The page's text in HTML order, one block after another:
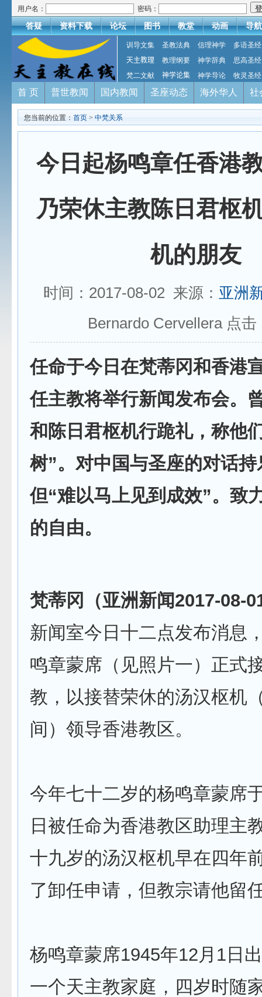
用户名： 密码：
答疑 资料下载 论坛 图书 教堂 动画 导航
训导文集 圣教法典 信理神学
多语圣经
天主教理
教理纲要 神学辞典
思高圣经
梵二文献
神学论集 神学导论 牧灵圣经
首 页 普世教闻 国内教闻 圣座动态 海外华人 社
您当前的位置： 首页 > 中梵关系
今日起杨鸣章任香港
乃荣休主教陈日君枢
机的朋友
时间：2017-08-02 来源： 亚洲
Bernardo Cervellera 点击
任命于今日在梵蒂冈和香港
任主教将举行新闻发布会。
和陈日君枢机行跪礼，称他
树”。对中国与圣座的对话
但“难以马上见到成效”。致
的自由。
梵蒂冈（亚洲新闻2017-08-
新闻室今日十二点发布消息
鸣章蒙席（见照片一）正式
教，以接替荣休的汤汉枢机
间）领导香港教区。
今年七十二岁的杨鸣章蒙席
日被任命为香港教区助理主
十九岁的汤汉枢机早在四年
了卸任申请，但教宗请他留
杨鸣章蒙席1945年12月1日
一个天主教家庭，四岁时随